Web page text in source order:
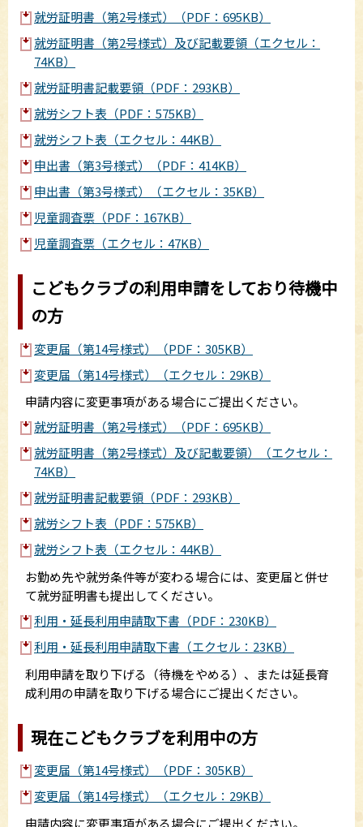
就労証明書（第2号様式）（PDF：695KB）
就労証明書（第2号様式）及び記載要領（エクセル：
74KB）
就労証明書記載要領（PDF：293KB）
就労シフト表（PDF：575KB）
就労シフト表（エクセル：44KB）
申出書（第3号様式）（PDF：414KB）
申出書（第3号様式）（エクセル：35KB）
児童調査票（PDF：167KB）
児童調査票（エクセル：47KB）
こどもクラブの利用申請をしており待機中
の方
変更届（第14号様式）（PDF：305KB）
変更届（第14号様式）（エクセル：29KB）
申請内容に変更事項がある場合にご提出ください。
就労証明書（第2号様式）（PDF：695KB）
就労証明書（第2号様式）及び記載要領）（エクセル：
74KB）
就労証明書記載要領（PDF：293KB）
就労シフト表（PDF：575KB）
就労シフト表（エクセル：44KB）
お勤め先や就労条件等が変わる場合には、変更届と併せ
て就労証明書も提出してください。
利用・延長利用申請取下書（PDF：230KB）
利用・延長利用申請取下書（エクセル：23KB）
利用申請を取り下げる（待機をやめる）、または延長育
成利用の申請を取り下げる場合にご提出ください。
現在こどもクラブを利用中の方
変更届（第14号様式）（PDF：305KB）
変更届（第14号様式）（エクセル：29KB）
申請内容に変更事項がある場合にご提出ください。